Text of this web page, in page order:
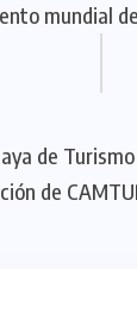
mundial
de
de